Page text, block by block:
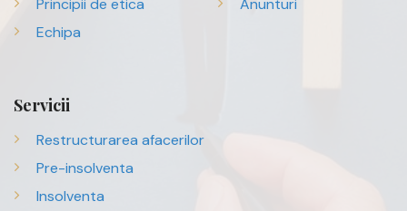
Principii de etica
Echipa
Anunturi
Servicii
Restructurarea afacerilor
Pre-insolventa
Insolventa